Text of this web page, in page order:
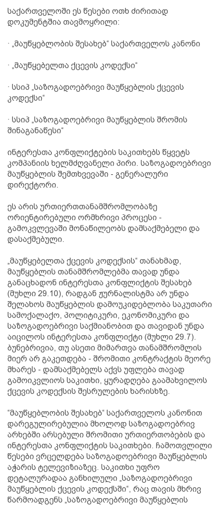
საქართველოში ეს წესები ოთხ ძირითად
დოკუმენტშია თავმოყრილი:
· „მაუწყებლობის შესახებ“ საქართველოს კანონი
· „მაუწყებელთა ქცევის კოდექსი“
· სსიპ „საზოგადოებრივი მაუწყებლის ქცევის
კოდექსი“
· სსიპ „საზოგადოებრივი მაუწყებლის შრომის
შინაგანაწესი“
ინტერესთა კონფლიქტების საკითხებს წყვეტს
კომპანიის ხელმძღვანელი პირი. საზოგადოებრივი
მაუწყებლის შემთხვევაში - გენერალური
დირექტორი.
ეს არის ურთიერთთანამშრომლობაზე
ორიენტირებული ორმხრივი პროცესი -
გამოკვლევაში მონაწილეობს დამსაქმებელი და
დასაქმებული.
„მაუწყებელთა ქცევის კოდექსის“ თანახმად,
მაუწყებლის თანამშრომლებმა თავად უნდა
განაცხადონ ინტერესთა კონფლიქტის შესახებ
(მუხლი 29.10), რადგან ჟურნალისტმა არ უნდა
შელახოს მაუწყებლის დამოუკიდებლობა საკუთარი
სამოქალაქო, პოლიტიკური, ეკონომიკური და
საზოგადოებრივი საქმიანობით და თავიდან უნდა
აიცილოს ინტერესთა კონფლიქტი (მუხლი 29.7).
ბუნებრივია, თუ ასეთი მიმართვა თანამშრომლის
მიერ არ გაკეთდება - შრომითი კონტრაქტის მეორე
მხარეს - დამსაქმებელს აქვს უფლება თავად
გამოიკვლიოს საკითხი, ყურადღება გაამახვილოს
ქცევის კოდექსის შესრულების ხარისხზე.
“მაუწყებლობის შესახებ“ საქართველოს კანონით
დარეგულირებულია მხოლოდ საზოგადოებრივ
არხებში არსებული შრომითი ურთიერთობების და
ინტერესთა კონფლიქტის საკითხები. ჩამოთვლილი
წესები ვრცელდება საზოგადოებრივი მაუწყებლის
აჭარის ტელევიზიაზეც. საკითხი უფრო
დეტალურადაა განხილული „საზოგადოებრივი
მაუწყებლის ქცევის კოდექსში“, რაც თავის მხრივ
წარმოადგენს „საზოგადოებრივი მაუწყებლის